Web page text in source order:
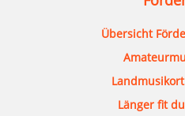
Übersicht
Länger fit